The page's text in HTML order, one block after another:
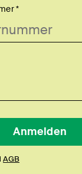
*
AGB